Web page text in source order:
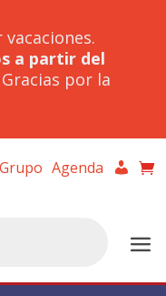
a partir del
Gracias por la
Agenda